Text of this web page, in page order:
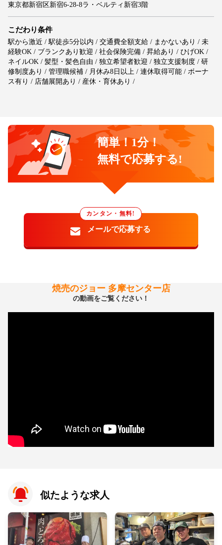
東京都新宿区新宿6-28-8ラ・ベルティ新宿3階
こだわり条件
駅から激近 / 駅徒歩5分以内 / 交通費全額支給 / まかないあり / 未
経験OK / ブランクあり歓迎 / 社会保険完備 / 昇給あり / ひげOK /
ネイルOK / 髪型・髪色自由 / 独立希望者歓迎 / 独立支援制度 / 研
修制度あり / 管理職候補 / 月休み8日以上 / 連休取得可能 / ボーナ
ス有り / 店舗展開あり / 産休・育休あり /
簡単！1分！
無料で応募する!
カンタン・無料!
焼売のジョー 多摩センター店
の動画をご覧ください！
似たような求人